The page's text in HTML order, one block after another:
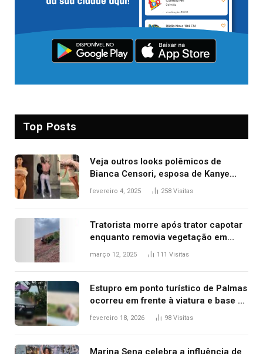
Top Posts
Veja outros looks polêmicos de
Bianca Censori, esposa de Kanye
West que apareceu nua no Grammy
fevereiro 4, 2025 258 Visitas
Tratorista morre após trator capotar
enquanto removia vegetação em
ribanceira de rodovia
março 12, 2025 111 Visitas
Estupro em ponto turístico de Palmas
ocorreu em frente à viatura e base de
segurança; polícia investiga
fevereiro 18, 2026 98 Visitas